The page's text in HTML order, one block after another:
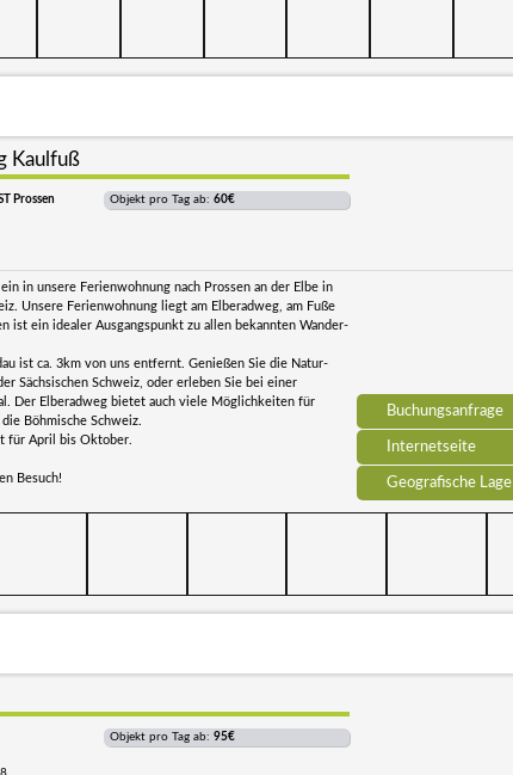
Buchungsanfrage
Internetseite
Geografische Lage
Kaulfuß
Prossen
Objekt pro Tag ab: 60€
in unsere Ferienwohnung nach Prossen an der Elbe in
Unsere Ferienwohnung liegt am Elberadweg, am Fuße
ist ein idealer Ausgangspunkt zu allen bekannten Wander-
ist ca. 3km von uns entfernt. Genießen Sie die Natur-
Sächsischen Schweiz, oder erleben Sie bei einer
Der Elberadweg bietet auch viele Möglichkeiten für
Böhmische Schweiz.
für April bis Oktober.
Besuch!
Objekt pro Tag ab: 95€